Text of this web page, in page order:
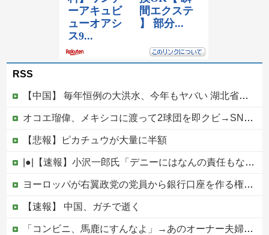
RSS
【中国】 毎年恒例の大洪水、今年もヤバい 湖北省秭帰県で山洪水が市街地を直撃、工場浸水・車両が次々流される
オコエ瑠偉、メキシコに渡って2球団を即クビ→SNS更新が3ヶ月間止まって消息不明に
【悲報】ピカチュウが大量に半額
|●|【速報】小沢一郎氏「デニーにはなんの責任もないのにかわいそう、不幸なこと利用し悪宣伝する人にしっかり対応を」
ヨーロッパが右翼政党の党員から銀行口座を作る権利を剥奪、そのせいで皮肉すぎる展開に突入しており……他
【速報】 中国、ガチで逝く
「コンビニ、馬鹿にすんなよ」→あのオーナー夫婦、不起訴ｗｗｗｗｗｗｗｗｗ